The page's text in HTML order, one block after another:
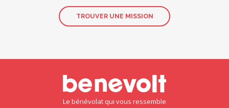
TROUVER UNE MISSION
Le bénévolat qui vous ressemble